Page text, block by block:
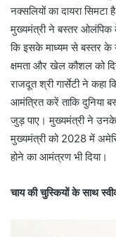
नक्सलियों का दायरा
मुख्यमंत्री ने बस्तर ओलंपिक
कि इसके माध्यम से बस्तर के
क्षमता और खेल कौशल को
राजदूत श्री गार्सेटी ने
आमंत्रित करें ताकि दुनिया
जुड़ पाए। मुख्यमंत्री ने उनके
मुख्यमंत्री को 2028 में
होने का आमंत्रण भी दिया।
चाय की चुस्कियों के साथ